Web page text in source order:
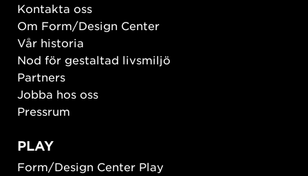
Kontakta oss
Om Form/Design Center
Vår historia
Nod för gestaltad livsmiljö
Partners
Jobba hos oss
Pressrum
PLAY
Form/Design Center Play